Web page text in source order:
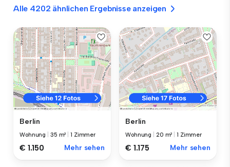
Alle 4202 ähnlichen Ergebnisse anzeigen
Berlin
Wohnung 35 m² |1 Zimmer
€ 1.150 Mehr sehen
Berlin
Wohnung 20 m² |1 Zimmer
€ 1.175 Mehr sehen